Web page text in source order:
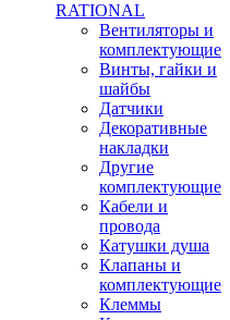
RATIONAL
Вентиляторы и
комплектующие
Винты, гайки и
шайбы
Датчики
Декоративные
накладки
Другие
комплектующие
Кабели и
провода
Катушки душа
Клапаны и
комплектующие
Клеммы